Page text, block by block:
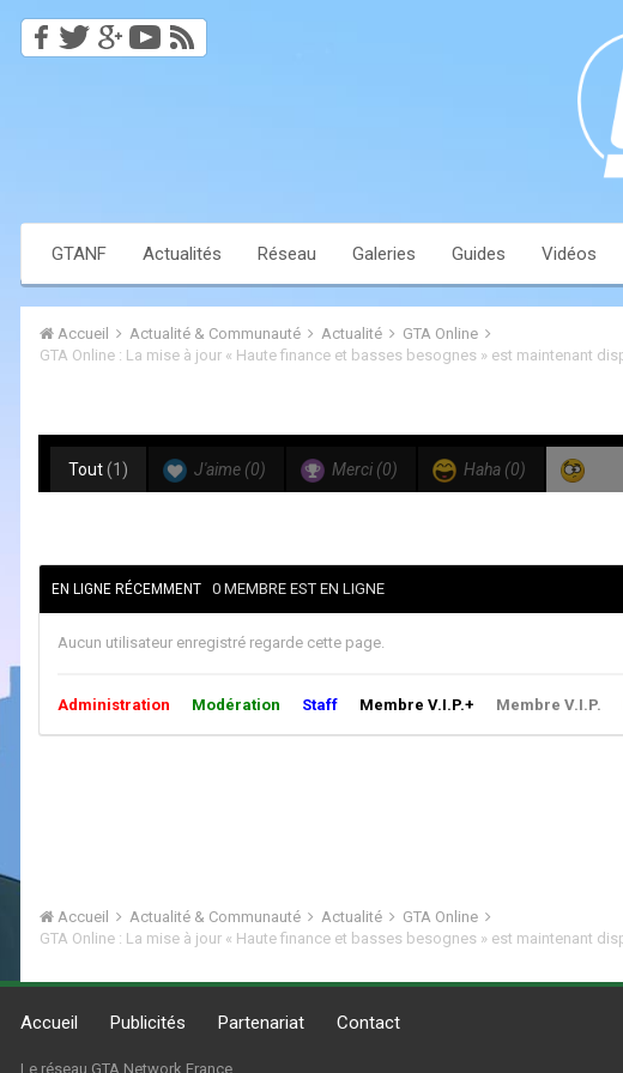
GTANF Actualités Réseau Galeries Guides Vidéos
Accueil Actualité & Communauté Actualité
GTA Online
Tout(1) J'aime (0) Merci (0) Haha (0)
EN LIGNE RÉCEMMENT 0 MEMBRE EST EN LIGNE
Aucun utilisateur enregistré regarde cette page.
Administration Modération Staff Membre V.I.P.+ Membre V.I.P.
Accueil Actualité & Communauté Actualité
GTA Online
Accueil Publicités Partenariat Contact
Le réseau GTA Network France